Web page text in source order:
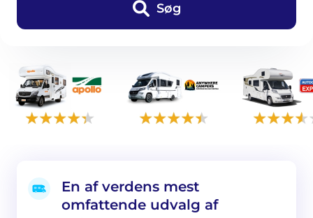
Søg
En af verdens mest
omfattende udvalg af